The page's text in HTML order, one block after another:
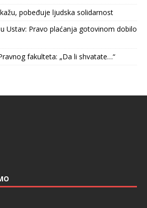
pobeđuje ljudska solidarnost
Ustav: Pravo plaćanja gotovinom dobilo
fakulteta: „Da li shvatate…“